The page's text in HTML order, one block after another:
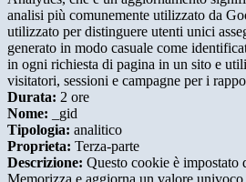
analisi più comunemente utilizzato da
utilizzato per distinguere utenti unici
generato in modo casuale come
in ogni richiesta di pagina in un sito e
visitatori, sessioni e campagne per i
Durata: 2 ore
Nome: _gid
Tipologia: analitico
Proprieta: Terza-parte
Descrizione: Questo cookie è impostato